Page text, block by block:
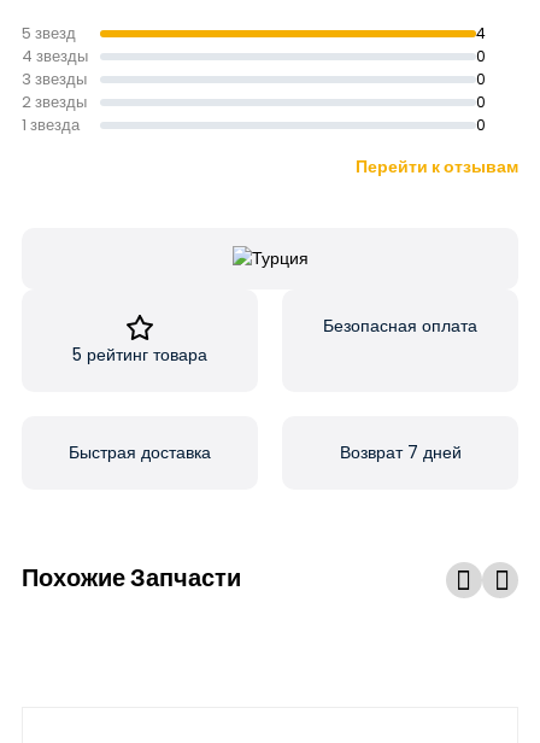
5 звезд 4
4 звезды 0
3 звезды 0
2 звезды 0
1 звезда 0
Перейти к отзывам
5 рейтинг товара
Безопасная оплата
Быстрая доставка Возврат 7 дней
Похожие Запчасти